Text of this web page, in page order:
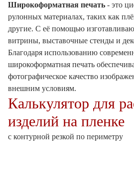
Широкоформатная печать - это
рулонных материалах, таких как
другие. С её помощью
витрины, выставочные стенды и
Благодаря использованию
широкоформатная печать
фотографическое качество
внешним условиям.
Калькулятор для
изделий на пленке
с контурной резкой по периметру